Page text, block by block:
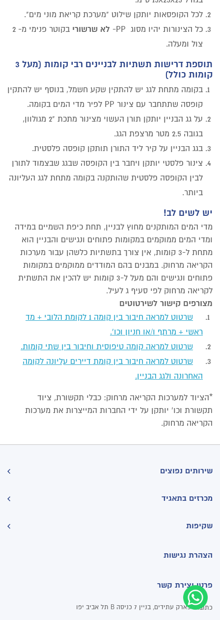
לכל הקופסאות יותקן שילוט "מערכת קריאת מוני מים".
כל הצינורות יהיו מסוג PP-
לא שרשורי
בקוטר פנימי מ- 2
צול ומעלה.
תוספת דרישות תשתיות לבניינים רבי קומות (מעל 3
קומות כולל)
בקומה מתחת לגג יש להתקין שקע חשמל, בנוסף יש להתקין
קופסה שתתחבר עם צינור PP לפיר מדי המים בקומה.
על גג הבניין יותקן תורן העשוי מצינור מתכת "2 מגולוון,
בגובה 2.5 מטר מרצפת הגג.
בגג הבניין על קיר ליד התורן תותקן קופסה פלסטית.
צינור פלסטי יותקן ויחבר בין הקופסה שבגג שבצמוד לתורן
לבין הקופסה פלסטית שהותקנה בקומה מתחת לגג העליונה
ביותר.
יש לשים לב!
מדי המים המותקנים מחוץ לבניין, תחת כיפת השמיים במידה
ומדי המים ממוקמים במקומות פתוחים ונגישים והבניין הוא
מתחת ל-3 קומות, אין צורך בתשתיות כלשהן עבור מערכות
הקריאה מרחוק. במבנים בהם המודדים ממוקמים במקומות
פתוחים ונגישים והם מעל
ל-3 קומות יש להכין את התשתית
לקריאה מרחוק לפי סעיף ג לעיל.
מצורפים קישור לשירטוטים
שרטוט למראה חיבור בין קומה 1 לקומת הלובי + מד
ראשי + מרתף ו/או חניון וכו'.
שרטוט למראה קומה טיפוסית וחיבור בין שתי קומות.
שרטוט למראה חיבור בין קומת דיירים עליונה לקומה
האחרונה ולגג הבניין.
*הציוד למערכות הקריאה מרחוק: כבלי תקשורת, ציוד
תקשורת וכו' יותקן על ידי החברות המייצרות את מערכות
הקריאה מרחוק.
שירותים נפוצים
מכרזים בתאגיד
שקיפות
הצהרת נגישות
פרטי יצירת קשר
כתובת: פארק עתידים, בניין 7 כניסה B תל אביב יפו